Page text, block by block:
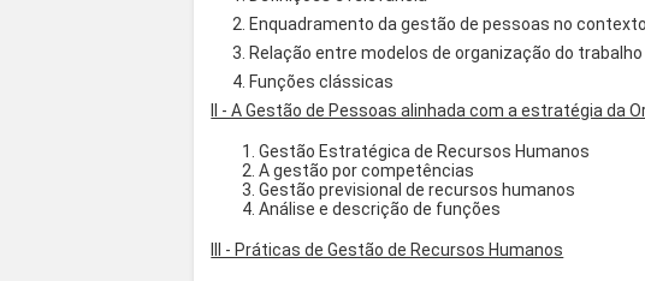
2. Enquadramento da gestão de pessoas no
3. Relação entre modelos de organização do trabalho
4. Funções clássicas
II - A Gestão de Pessoas alinhada com a estratégia da
Gestão Estratégica de Recursos Humanos
A gestão por competências
Gestão previsional de recursos humanos
Análise e descrição de funções
III - Práticas de Gestão de Recursos Humanos